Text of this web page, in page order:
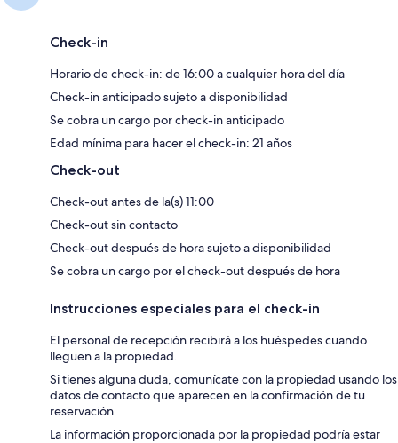
Check-in
Horario de check-in: de 16:00 a cualquier hora del día
Check-in anticipado sujeto a disponibilidad
Se cobra un cargo por check-in anticipado
Edad mínima para hacer el check-in: 21 años
Check-out
Check-out antes de la(s) 11:00
Check-out sin contacto
Check-out después de hora sujeto a disponibilidad
Se cobra un cargo por el check-out después de hora
Instrucciones especiales para el check-in
El personal de recepción recibirá a los huéspedes cuando
lleguen a la propiedad.
Si tienes alguna duda, comunícate con la propiedad usando los
datos de contacto que aparecen en la confirmación de tu
reservación.
La información proporcionada por la propiedad podría estar